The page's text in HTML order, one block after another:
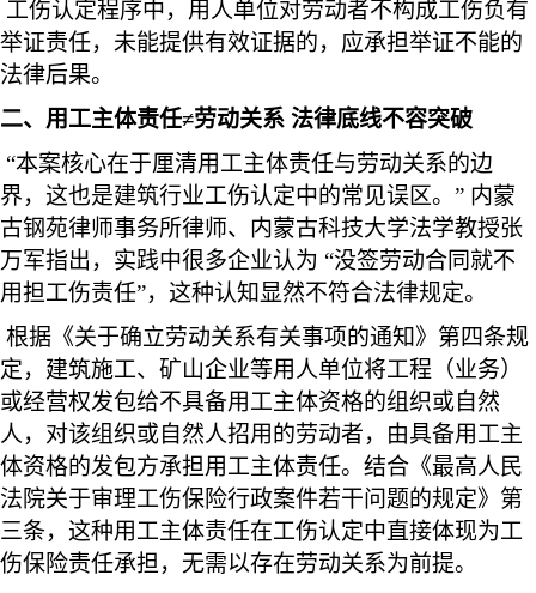
工伤认定程序中，用人单位对劳动者不构成工伤负有
举证责任，未能提供有效证据的，应承担举证不能的
法律后果。
二、用工主体责任≠劳动关系 法律底线不容突破
“本案核心在于厘清用工主体责任与劳动关系的边
界，这也是建筑行业工伤认定中的常见误区。” 内蒙
古钢苑律师事务所律师、内蒙古科技大学法学教授张
万军指出，实践中很多企业认为 “没签劳动合同就不
用担工伤责任”，这种认知显然不符合法律规定。
根据《关于确立劳动关系有关事项的通知》第四条规
定，建筑施工、矿山企业等用人单位将工程（业务）
或经营权发包给不具备用工主体资格的组织或自然
人，对该组织或自然人招用的劳动者，由具备用工主
体资格的发包方承担用工主体责任。结合《最高人民
法院关于审理工伤保险行政案件若干问题的规定》第
三条，这种用工主体责任在工伤认定中直接体现为工
伤保险责任承担，无需以存在劳动关系为前提。